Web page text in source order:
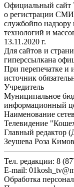
Официальный сайт
о регистрации
службойпо
технологий и
13.11.2020 г.
Для сайтов и
гиперссылкана
При перепечатке и
источник
Учредитель
Муниципальное
информационный
Наименование
Телевидение
Главный редактор
Зеушева Роза
Тел. редакции: 8
E-mail:
Обработка